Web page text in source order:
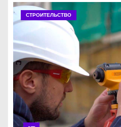
СТРОИТЕЛЬСТВО